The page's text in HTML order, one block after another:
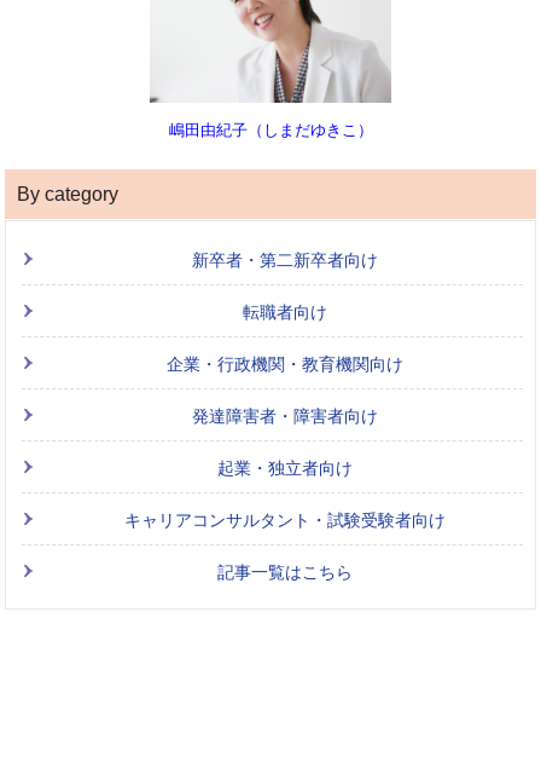
嶋田由紀子（しまだゆきこ）
By category
新卒者・第二新卒者向け
転職者向け
企業・行政機関・教育機関向け
発達障害者・障害者向け
起業・独立者向け
キャリアコンサルタント・試験受験者向け
記事一覧はこちら